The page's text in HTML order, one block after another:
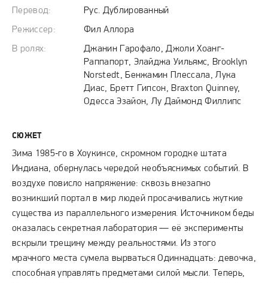
Перевод:
Рус. Дублированный
Режиссер:
Фил Аллора
В ролях:
Джанин Гарофало, Джоли Хоанг-
Раппапорт, Элайджа Уильямс, Brooklyn
Norstedt, Бенжамин Плессала, Лука
Диас, Бретт Гипсон, Braxton Quinney,
Одесса Эзайон, Лу Даймонд Филлипс
СЮЖЕТ
Зима 1985‑го в Хоукинсе, скромном городке штата
Индиана, обернулась чередой необъяснимых событий. В
воздухе повисло напряжение: сквозь внезапно
возникший портал в мир людей просачивались жуткие
существа из параллельного измерения. Источником беды
оказалась секретная лаборатория — её эксперименты
вскрыли трещину между реальностями. Из этого
мрачного места сумела вырваться Одиннадцать: девочка,
способная управлять предметами силой мысли. Теперь,